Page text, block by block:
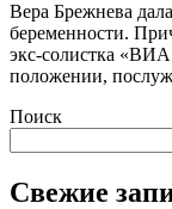
Вера Брежнева
беременности.
экс-солистка
положении,
Поиск
Свежие